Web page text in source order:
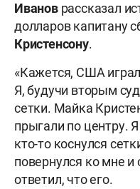
Ивановрассказал
долларов капитану
Кристенсону.
«Кажется, США
Я, будучи вторым
сетки. Майка
прыгали по центру.
кто-то коснулся
повернулся ко мне и
ответил, что его.